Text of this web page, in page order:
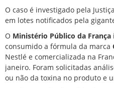
O caso é investigado pela
em lotes notificados pela
O Ministério Público da França
consumido a fórmula da marca
Nestlé e comercializada na
janeiro. Foram solicitadas
ou não da toxina no produto e